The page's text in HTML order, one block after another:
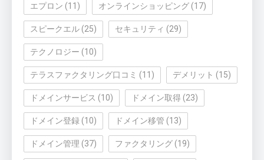
エプロン (11) オンラインショッピング (17)
スピークエル (25) セキュリティ (29)
テクノロジー (10)
テラスファクタリング口コミ (11) デメリット (15)
ドメインサービス (10) ドメイン取得 (23)
ドメイン登録 (10) ドメイン移管 (13)
ドメイン管理 (37) ファクタリング (19)